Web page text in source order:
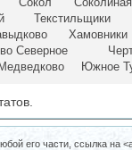
Текстильщики
Хамовники
Северное
Южное
его части, ссылка